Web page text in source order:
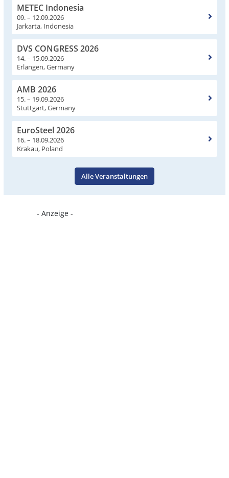
METEC Indonesia
09. – 12.09.2026
Jarkarta, Indonesia
DVS CONGRESS 2026
14. – 15.09.2026
Erlangen, Germany
AMB 2026
15. – 19.09.2026
Stuttgart, Germany
EuroSteel 2026
16. – 18.09.2026
Krakau, Poland
Alle Veranstaltungen
- Anzeige -